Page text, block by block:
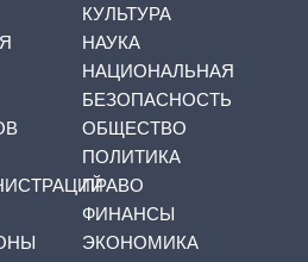
КУЛЬТУРА
НАУКА
НАЦИОНАЛЬНАЯ
БЕЗОПАСНОСТЬ
ОБЩЕСТВО
ПОЛИТИКА
ПРАВО
ФИНАНСЫ
ЭКОНОМИКА